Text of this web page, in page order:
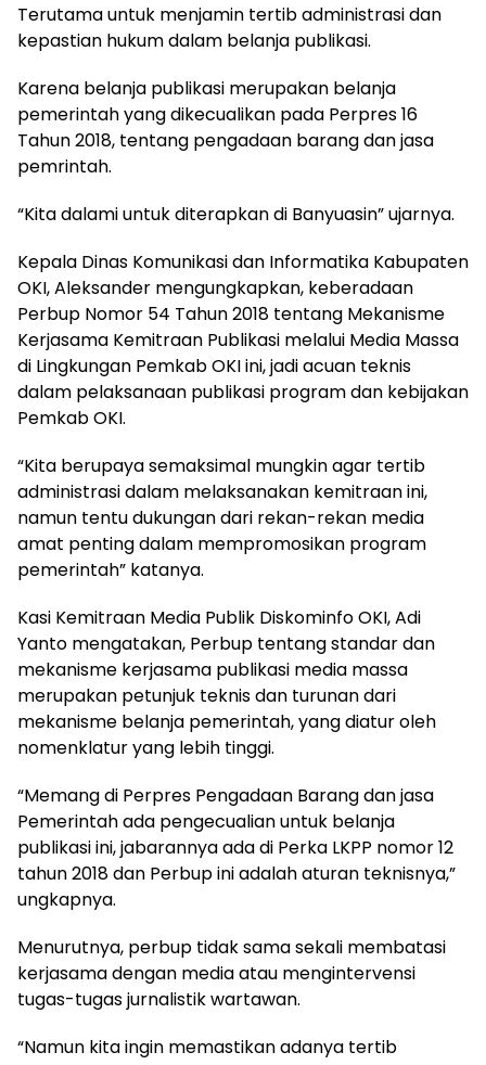
Terutama untuk menjamin tertib administrasi dan
kepastian hukum dalam belanja publikasi.
Karena belanja publikasi merupakan belanja
pemerintah yang dikecualikan pada Perpres 16
Tahun 2018, tentang pengadaan barang dan jasa
pemrintah.
“Kita dalami untuk diterapkan di Banyuasin” ujarnya.
Kepala Dinas Komunikasi dan Informatika Kabupaten
OKI, Aleksander mengungkapkan, keberadaan
Perbup Nomor 54 Tahun 2018 tentang Mekanisme
Kerjasama Kemitraan Publikasi melalui Media Massa
di Lingkungan Pemkab OKI ini, jadi acuan teknis
dalam pelaksanaan publikasi program dan kebijakan
Pemkab OKI.
“Kita berupaya semaksimal mungkin agar tertib
administrasi dalam melaksanakan kemitraan ini,
namun tentu dukungan dari rekan-rekan media
amat penting dalam mempromosikan program
pemerintah” katanya.
Kasi Kemitraan Media Publik Diskominfo OKI, Adi
Yanto mengatakan, Perbup tentang standar dan
mekanisme kerjasama publikasi media massa
merupakan petunjuk teknis dan turunan dari
mekanisme belanja pemerintah, yang diatur oleh
nomenklatur yang lebih tinggi.
“Memang di Perpres Pengadaan Barang dan jasa
Pemerintah ada pengecualian untuk belanja
publikasi ini, jabarannya ada di Perka LKPP nomor 12
tahun 2018 dan Perbup ini adalah aturan teknisnya,”
ungkapnya.
Menurutnya, perbup tidak sama sekali membatasi
kerjasama dengan media atau mengintervensi
tugas-tugas jurnalistik wartawan.
“Namun kita ingin memastikan adanya tertib